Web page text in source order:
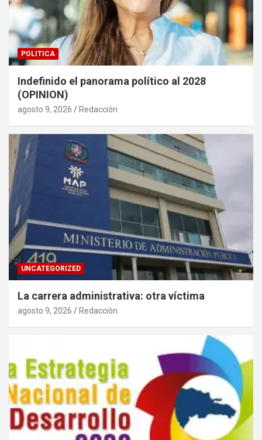
POLITICA
Indefinido el panorama político al 2028
(OPINION)
agosto 9, 2026 Redacción
UNCATEGORIZED
La carrera administrativa: otra víctima
agosto 9, 2026 Redacción